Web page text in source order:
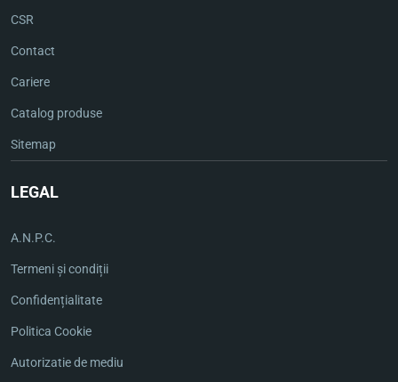
CSR
Contact
Cariere
Catalog produse
Sitemap
LEGAL
A.N.P.C.
Termeni și condiții
Confidențialitate
Politica Cookie
Autorizatie de mediu